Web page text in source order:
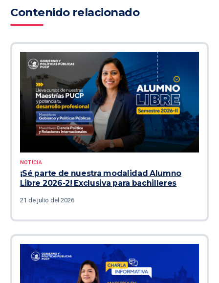
Contenido relacionado
NOTICIA
¡Sé parte de nuestra modalidad Alumno
Libre 2026-2! Exclusiva para bachilleres
21 de julio del 2026